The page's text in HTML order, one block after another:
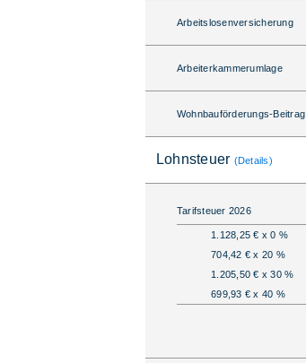
Arbeitslosenversicherung
Arbeiterkammerumlage
Wohnbauförderungs-Beitrag
Lohnsteuer (Details)
Tarifsteuer 2026
1.128,25 € x 0 %
704,42 € x 20 %
1.205,50 € x 30 %
699,93 € x 40 %